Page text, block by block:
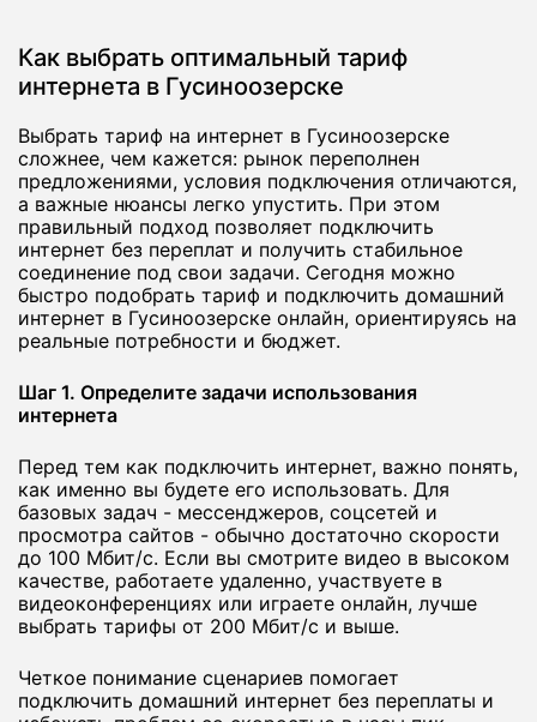
Как выбрать оптимальный тариф
интернета в Гусиноозерске
Выбрать тариф на интернет в Гусиноозерске
сложнее, чем кажется: рынок переполнен
предложениями, условия подключения отличаются,
а важные нюансы легко упустить. При этом
правильный подход позволяет подключить
интернет без переплат и получить стабильное
соединение под свои задачи. Сегодня можно
быстро подобрать тариф и подключить домашний
интернет в Гусиноозерске онлайн, ориентируясь на
реальные потребности и бюджет.
Шаг 1. Определите задачи использования
интернета
Перед тем как подключить интернет, важно понять,
как именно вы будете его использовать. Для
базовых задач - мессенджеров, соцсетей и
просмотра сайтов - обычно достаточно скорости
до 100 Мбит/с. Если вы смотрите видео в высоком
качестве, работаете удаленно, участвуете в
видеоконференциях или играете онлайн, лучше
выбрать тарифы от 200 Мбит/с и выше.
Четкое понимание сценариев помогает
подключить домашний интернет без переплаты и